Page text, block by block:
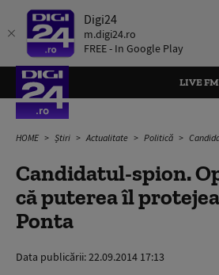
Digi24
m.digi24.ro
FREE - In Google Play
LIVE FM
HOME Știri Actualitate Politică Candidatul-
Candidatul-spion.
că puterea îl
Ponta
Data publicării:22.09.2014 17:13